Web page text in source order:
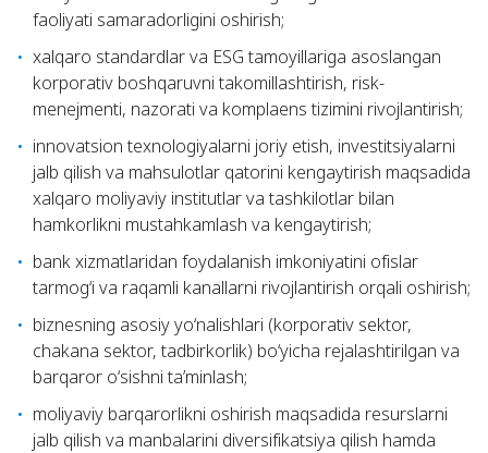
faoliyati samaradorligini oshirish;
xalqaro standardlar va ESG tamoyillariga asoslangan
korporativ boshqaruvni takomillashtirish, risk-
menejmenti, nazorati va komplaens tizimini rivojlantirish;
innovatsion texnologiyalarni joriy etish, investitsiyalarni
jalb qilish va mahsulotlar qatorini kengaytirish maqsadida
xalqaro moliyaviy institutlar va tashkilotlar bilan
hamkorlikni mustahkamlash va kengaytirish;
bank xizmatlaridan foydalanish imkoniyatini ofislar
tarmog‘i va raqamli kanallarni rivojlantirish orqali oshirish;
biznesning asosiy yo‘nalishlari (korporativ sektor,
chakana sektor, tadbirkorlik) bo‘yicha rejalashtirilgan va
barqaror o‘sishni ta’minlash;
moliyaviy barqarorlikni oshirish maqsadida resurslarni
jalb qilish va manbalarini diversifikatsiya qilish hamda